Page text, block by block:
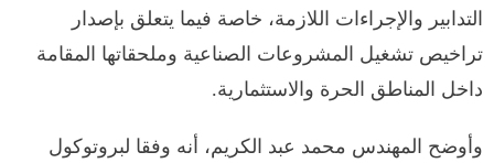
التدابير والإجراءات اللازمة، خاصة فيما يتعلق بإصدار
تراخيص تشغيل المشروعات الصناعية وملحقاتها المقامة
داخل المناطق الحرة والاستثمارية.
وأوضح المهندس محمد عبد الكريم، أنه وفقا لبروتوكول